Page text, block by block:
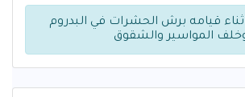
قيامه برش الحشرات في البدروم
المواسير والشقوق